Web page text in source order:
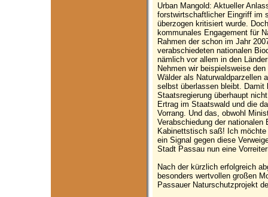
Urban Mangold: Aktueller
forstwirtschaftlicher Eingriff im
überzogen kritisiert wurde.
kommunales Engagement für
Rahmen der schon im Jahr
verabschiedeten nationalen
nämlich vor allem in den
Nehmen wir beispielsweise
Wälder als Naturwaldparzellen
selbst überlassen bleibt.
Staatsregierung überhaupt
Ertrag im Staatswald und die
Vorrang. Und das, obwohl
Verabschiedung der
Kabinettstisch saß! Ich
ein Signal gegen diese
Stadt Passau nun eine
Nach der kürzlich erfolgreich
besonders wertvollen großen
Passauer Naturschutzprojekt